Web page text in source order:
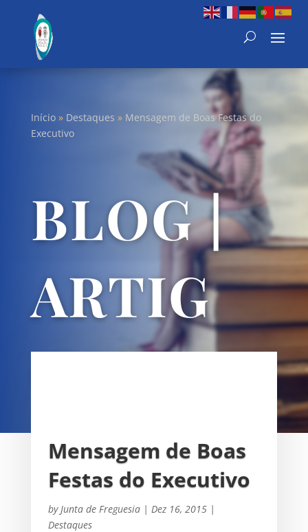
Início» Destaques » Mensagem de Boas Festas do
Executivo
BLOG |
ARTIG
OS
Mensagem de Boas
Festas do Executivo
by Junta de Freguesia| Dez 16, 2015|
Destaques